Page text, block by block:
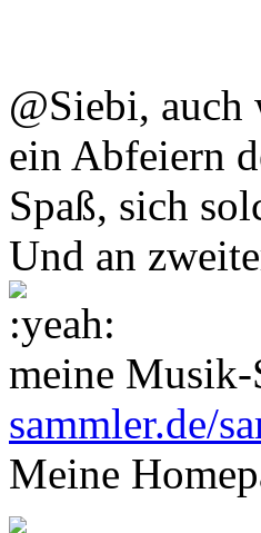
@Siebi, auch
ein Abfeiern
Spaß, sich
Und an
meine Musik-
sammler.de/
Meine